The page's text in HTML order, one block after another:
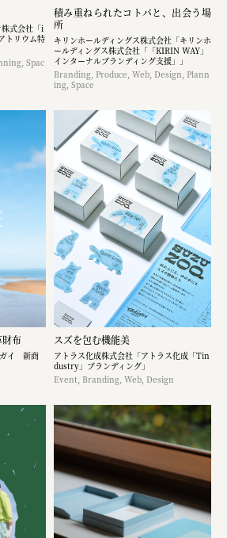
式会社「i
リウム特
Spac
積み重ねられたコトバと、出会う場
所
キリンホールディングス株式会社「キリンホ
ールディングス株式会社「「KIRIN WAY」
インターナルブランディング支援」」
Branding, Produce, Web, Design, Plann
ing, Space
財布
ガイ 新商
スズを包む機能美
アトラス化成株式会社「アトラス化成「Tin
dustry」ブランディング」
Event, Branding, Web, Design